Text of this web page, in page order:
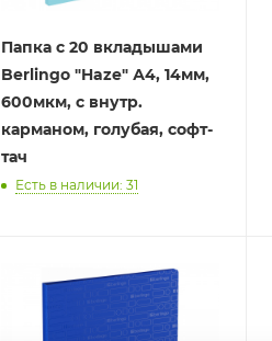
Папка с 20 вкладышами
Berlingo "Haze" А4, 14мм,
600мкм, с внутр.
карманом, голубая, софт-
тач
Есть в наличии: 31